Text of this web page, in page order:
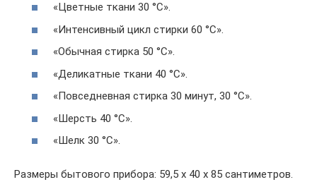
«Цветные ткани 30 °С».
«Интенсивный цикл стирки 60 °С».
«Обычная стирка 50 °С».
«Деликатные ткани 40 °С».
«Повседневная стирка 30 минут, 30 °С».
«Шерсть 40 °С».
«Шелк 30 °С».
Размеры бытового прибора: 59,5 х 40 х 85 сантиметров.